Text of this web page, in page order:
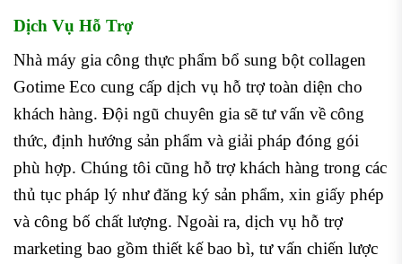
Dịch Vụ Hỗ Trợ
Nhà máy gia công thực phẩm bổ sung bột collagen
Gotime Eco cung cấp dịch vụ hỗ trợ toàn diện cho
khách hàng. Đội ngũ chuyên gia sẽ tư vấn về công
thức, định hướng sản phẩm và giải pháp đóng gói
phù hợp. Chúng tôi cũng hỗ trợ khách hàng trong các
thủ tục pháp lý như đăng ký sản phẩm, xin giấy phép
và công bố chất lượng. Ngoài ra, dịch vụ hỗ trợ
marketing bao gồm thiết kế bao bì, tư vấn chiến lược